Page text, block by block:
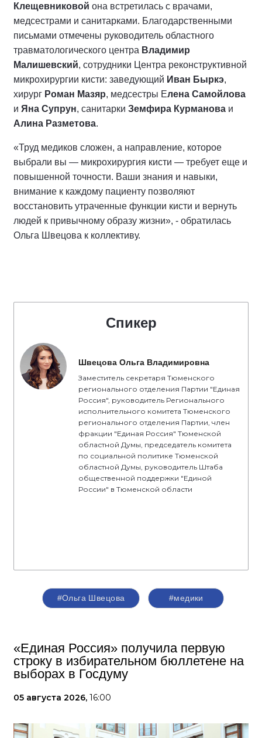
Клещевниковой она встретилась с врачами,
медсестрами и санитарками. Благодарственными
письмами отмечены руководитель областного
травматологического центра Владимир
Малишевский, сотрудники Центра реконструктивной
микрохирургии кисти: заведующий Иван Быркэ,
хирург Роман Мазяр, медсестры Елена Самойлова
и Яна Супрун, санитарки Земфира Курманова и
Алина Разметова.
«Труд медиков сложен, а направление, которое
выбрали вы — микрохирургия кисти — требует еще и
повышенной точности. Ваши знания и навыки,
внимание к каждому пациенту позволяют
восстановить утраченные функции кисти и вернуть
людей к привычному образу жизни», - обратилась
Ольга Швецова к коллективу.
Спикер
Швецова Ольга Владимировна
Заместитель секретаря Тюменского
регионального отделения Партии "Единая
Россия", руководитель Регионального
исполнительного комитета Тюменского
регионального отделения Партии, член
фракции "Единая Россия" Тюменской
областной Думы, председатель комитета
по социальной политике Тюменской
областной Думы, руководитель Штаба
общественной поддержки "Единой
России" в Тюменской области
#Ольга Швецова #медики
«Единая Россия» получила первую
строку в избирательном бюллетене на
выборах в Госдуму
05 августа 2026, 16:00